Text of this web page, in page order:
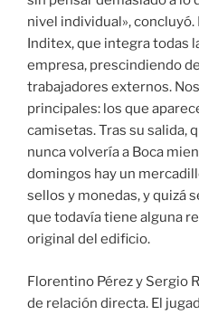
nivel individual»,
Inditex, que integra todas
empresa, prescindiendo
trabajadores externos.
principales: los que
camisetas. Tras su salida,
nunca volvería a Boca
domingos hay un
sellos y monedas, y quizá
que todavía tiene alguna
original del edificio.
Florentino Pérez y Sergio
de relación directa. El